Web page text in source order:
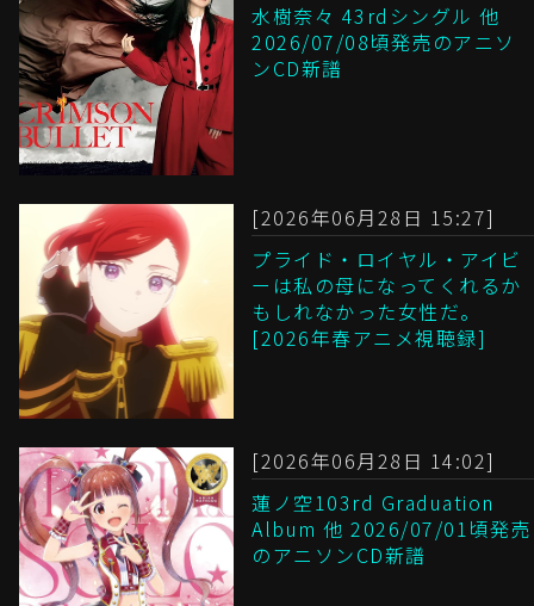
水樹奈々 43rdシングル 他
2026/07/08頃発売のアニソ
ンCD新譜
[2026年06月28日 15:27]
プライド・ロイヤル・アイビ
ーは私の母になってくれるか
もしれなかった女性だ。
[2026年春アニメ視聴録]
[2026年06月28日 14:02]
蓮ノ空103rd Graduation
Album 他 2026/07/01頃発売
のアニソンCD新譜